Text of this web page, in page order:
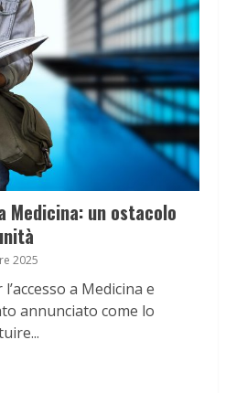
un ostacolo
2025
a Medicina e
annunciato come lo